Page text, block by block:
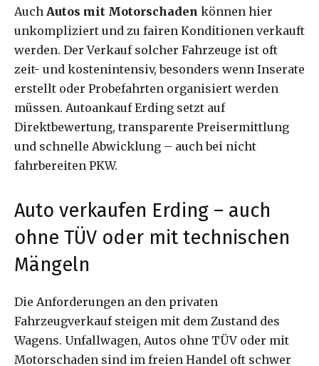
Auch Autos mit Motorschaden können hier
unkompliziert und zu fairen Konditionen verkauft
werden. Der Verkauf solcher Fahrzeuge ist oft
zeit- und kostenintensiv, besonders wenn Inserate
erstellt oder Probefahrten organisiert werden
müssen. Autoankauf Erding setzt auf
Direktbewertung, transparente Preisermittlung
und schnelle Abwicklung – auch bei nicht
fahrbereiten PKW.
Auto verkaufen Erding – auch
ohne TÜV oder mit technischen
Mängeln
Die Anforderungen an den privaten
Fahrzeugverkauf steigen mit dem Zustand des
Wagens. Unfallwagen, Autos ohne TÜV oder mit
Motorschaden sind im freien Handel oft schwer